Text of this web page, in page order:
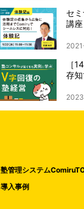
セ
講
［
存
塾管理システム
導入事例